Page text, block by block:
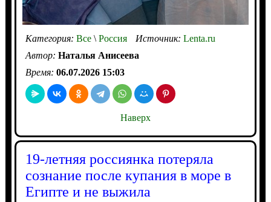
Категория: Все\Россия Источник: Lenta.ru
Автор: Наталья Анисеева
Время: 06.07.2026 15:03
Наверх
19-летняя россиянка потеряла
сознание после купания в море в
Египте и не выжила